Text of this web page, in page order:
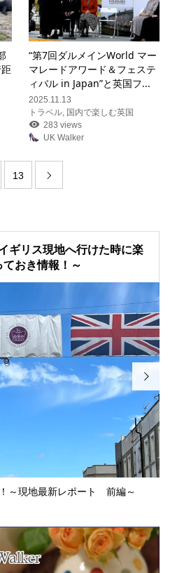
“第7回ダルメインWorld マー
マレードアワード＆フェステ
ィバル in Japan”と英国フ...
2025.11.13
トラベル, 国内で楽しむ英国
283 views
UK Walker
13 
リス現地へ行けた時に楽
ておき情報！～
～現地最新レポート 前編～
